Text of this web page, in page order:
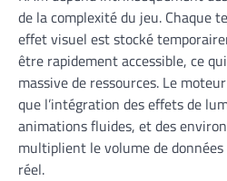
de la complexité du jeu. Chaque
effet visuel est stocké
être rapidement accessible, ce
massive de ressources. Le
que l’intégration des effets de
animations fluides, et des
multiplient le volume de
réel.